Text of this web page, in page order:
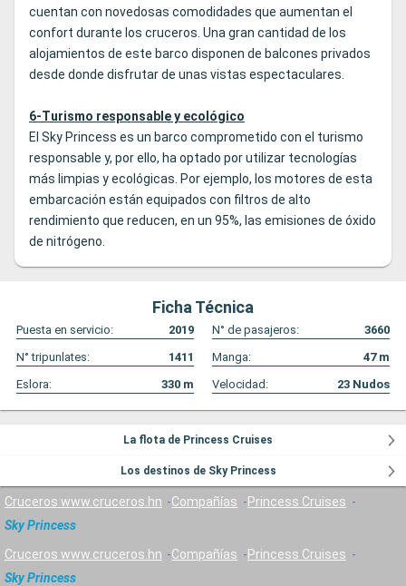
cuentan con novedosas comodidades que aumentan el
confort durante los cruceros. Una gran cantidad de los
alojamientos de este barco disponen de balcones privados
desde donde disfrutar de unas vistas espectaculares.
6-Turismo responsable y ecológico
El Sky Princess es un barco comprometido con el turismo
responsable y, por ello, ha optado por utilizar tecnologías
más limpias y ecológicas. Por ejemplo, los motores de esta
embarcación están equipados con filtros de alto
rendimiento que reducen, en un 95%, las emisiones de óxido
de nitrógeno.
Ficha Técnica
Puesta en servicio: 2019 N° de pasajeros:
3660
N° tripunlates:
1411 Manga: 47m
Eslora:
330 m Velocidad: 23 Nudos
La flota de Princess Cruises
Los destinos de Sky Princess
Cruceros www.cruceros.hn Compañías
Princess Cruises
Sky Princess
Cruceros www.cruceros.hn Compañías
Princess Cruises
Sky Princess